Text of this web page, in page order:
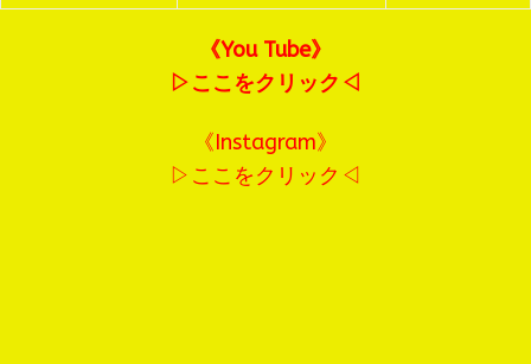
《You Tube》
▷ここをクリック◁
《Instagram》
▷ここをクリック◁